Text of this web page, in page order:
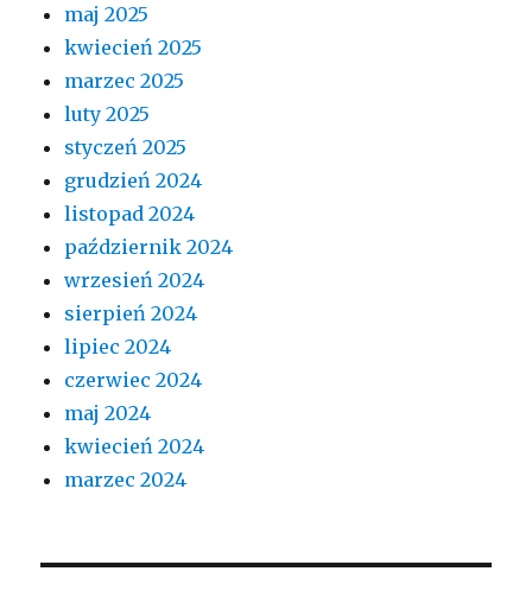
maj 2025
kwiecień 2025
marzec 2025
luty 2025
styczeń 2025
grudzień 2024
listopad 2024
październik 2024
wrzesień 2024
sierpień 2024
lipiec 2024
czerwiec 2024
maj 2024
kwiecień 2024
marzec 2024